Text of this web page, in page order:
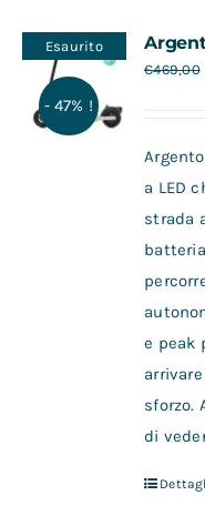
Contatti
Esaurito
- 47% !
€469,00
a LED
strada
e peak
sforzo.
di